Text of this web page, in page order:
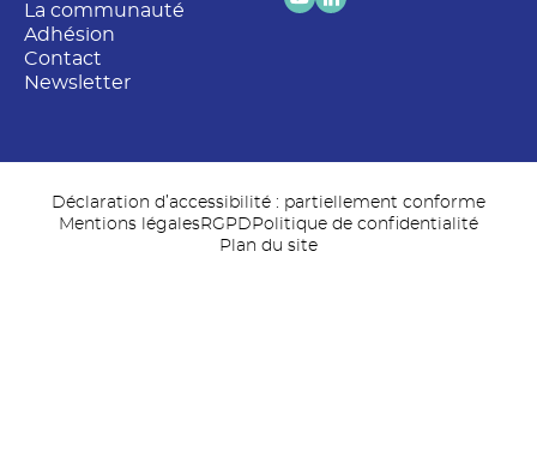
La communauté
Adhésion
Contact
Newsletter
Déclaration d’accessibilité : partiellement conforme
Mentions légalesRGPD Politique de confidentialité
Plan du site